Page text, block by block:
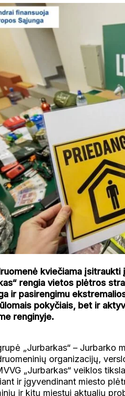
kviečiama
rengia vietos plėtros
ir pasirengimu
pokyčiais, bet ir
renginyje.
„Jurbarkas“ – Jurbarko
organizacijų,
„Jurbarkas“ veiklos
ir įgyvendinant miesto
ir kitų miestui aktualių